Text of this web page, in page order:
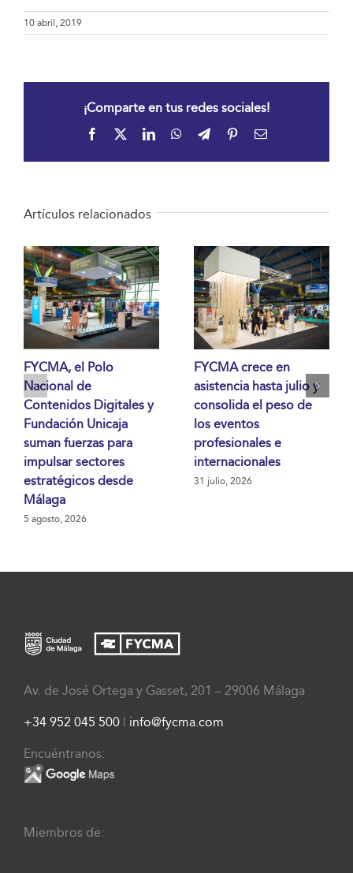
10 abril, 2019
¡Comparte en tus redes sociales!
Facebook LinkedInWhatsApp
TelegramPinterestCorreo
Artículos relacionados
FYCMA, el Polo
Nacional de
Contenidos Digitales y
Fundación Unicaja
suman fuerzas para
impulsar sectores
estratégicos desde
Málaga
5 agosto, 2026
FYCMA crece en
asistencia hasta julio y
consolida el peso de
los eventos
profesionales e
internacionales
31 julio, 2026
Av. de José Ortega y Gasset, 201 – 29006 Málaga
+34 952 045 500 | info@fycma.com
Encuéntranos:
Miembros de: